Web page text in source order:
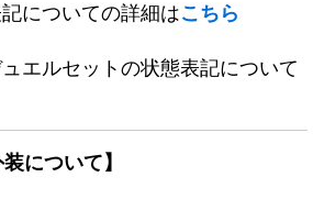
についての詳細はこちら
エルセットの状態表記について
について】